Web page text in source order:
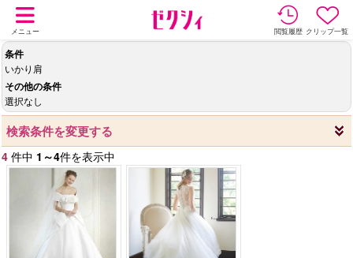
メニュー 閲覧履歴 クリップ一覧
条件
いかり肩
その他の条件
選択なし
検索条件を変更する
4 件中 1～4件を表示中